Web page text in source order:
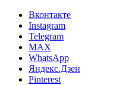
Вконтакте
Instagram
Telegram
MAX
WhatsApp
Яндекс.Дзен
Pinterest